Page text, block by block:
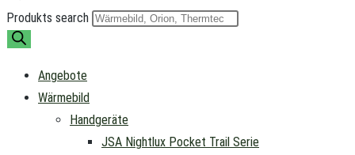
Produkts search
Angebote
Wärmebild
Handgeräte
JSA Nightlux Pocket Trail Serie